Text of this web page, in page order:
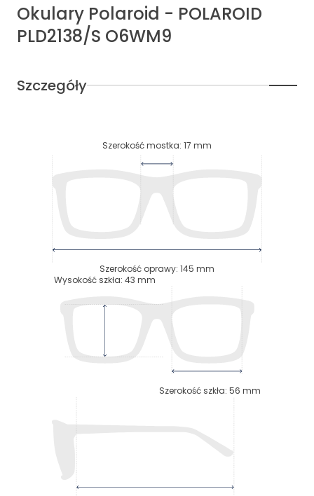
Okulary Polaroid - POLAROID
PLD2138/S O6WM9
Szczegóły
Szerokość mostka: 17 mm
Szerokość oprawy: 145 mm
Wysokość szkła: 43 mm
Szerokość szkła: 56 mm